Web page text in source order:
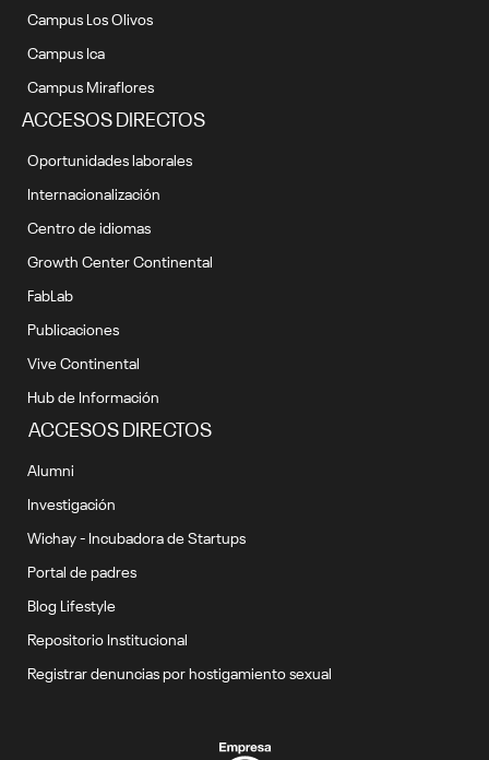
Campus Los Olivos
Campus Ica
Campus Miraflores
ACCESOS DIRECTOS
Oportunidades laborales
Internacionalización
Centro de idiomas
Growth Center Continental
FabLab
Publicaciones
Vive Continental
Hub de Información
ACCESOS DIRECTOS
Alumni
Investigación
Wichay - Incubadora de Startups
Portal de padres
Blog Lifestyle
Repositorio Institucional
Registrar denuncias por hostigamiento sexual